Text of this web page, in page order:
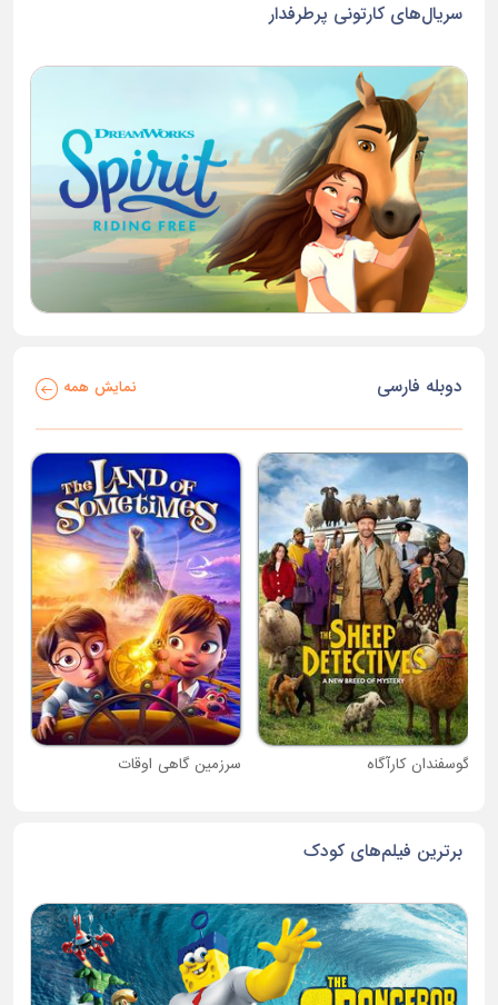
سریال‌های کارتونی پرطرفدار
دوبله فارسی نمایش همه
گوسفندان کارآگاه سرزمین گاهی اوقات
برترین فیلم‌های کودک